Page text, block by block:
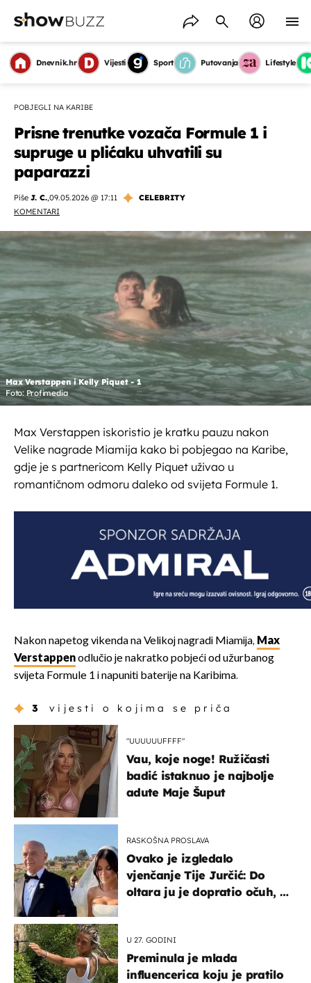
Dnevnik.hr Vijesti Sport Putovanja Lifestyle
POBJEGLI NA KARIBE
Prisne trenutke vozača Formule 1 i
supruge u plićaku uhvatili su
paparazzi
Piše J. C.,09.05.2026 @ 17:11
CELEBRITY
KOMENTARI
Max Verstappen i Kelly Piquet - 1
Foto: Profimedia
Max Verstappen iskoristio je kratku pauzu nakon
Velike nagrade Miamija kako bi pobjegao na Karibe,
gdje je s partnericom Kelly Piquet uživao u
romantičnom odmoru daleko od svijeta Formule 1.
Nakon napetog vikenda na Velikoj nagradi Miamija, Max
Verstappenodlučio je nakratko pobjeći od užurbanog
svijeta Formule 1 i napuniti baterije na Karibima.
3 vijesti o kojima se priča
"UUUUUUFFFF"
Vau, koje noge! Ružičasti
badić istaknuo je najbolje
adute Maje Šuput
RASKOŠNA PROSLAVA
Ovako je izgledalo
vjenčanje Tije Jurčić: Do
oltara ju je dopratio očuh, a
U 27. GODINI
Preminula je mlada
influencerica koju je pratilo
OMOGUĆI OBAVIJESTI